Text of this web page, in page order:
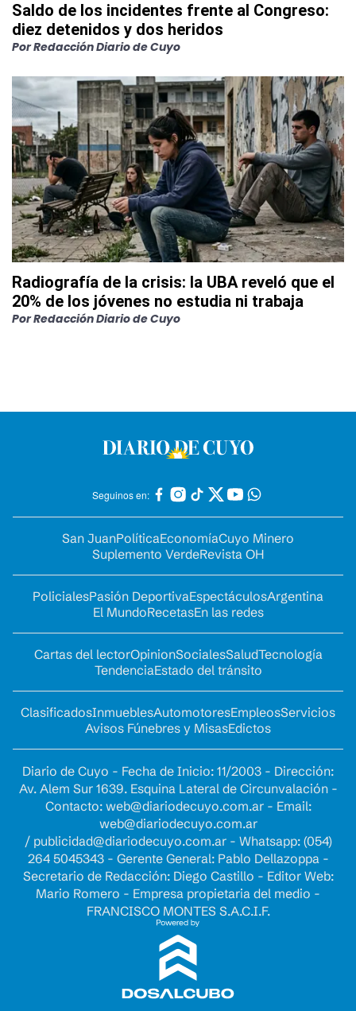
Saldo de los incidentes frente al Congreso:
diez detenidos y dos heridos
PorRedacción Diario de Cuyo
Radiografía de la crisis: la UBA reveló que el
20% de los jóvenes no estudia ni trabaja
PorRedacción Diario de Cuyo
Seguinos en:
San JuanPolíticaEconomíaCuyo Minero
Suplemento VerdeRevista OH
PolicialesPasión DeportivaEspectáculosArgentina
El MundoRecetasEn las redes
Cartas del lectorOpinionSocialesSaludTecnología
TendenciaEstado del tránsito
ClasificadosInmueblesAutomotoresEmpleosServicios
Avisos Fúnebres y MisasEdictos
Diario de Cuyo - Fecha de Inicio: 11/2003 - Dirección:
Av. Alem Sur 1639. Esquina Lateral de Circunvalación -
Contacto: web@diariodecuyo.com.ar- Email:
web@diariodecuyo.com.ar
/ publicidad@diariodecuyo.com.ar- Whatsapp: (054)
264 5045343 - Gerente General: Pablo Dellazoppa -
Secretario de Redacción: Diego Castillo - Editor Web:
Mario Romero - Empresa propietaria del medio -
FRANCISCO MONTES S.A.C.I.F.